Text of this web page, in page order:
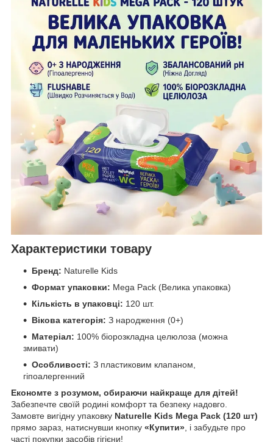
Характеристики товару
Бренд: Naturelle Kids
Формат упаковки: Mega Pack (Велика упаковка)
Кількість в упаковці: 120 шт.
Вікова категорія: З народження (0+)
Матеріал: 100% біорозкладна целюлоза (можна
змивати)
Особливості: З пластиковим клапаном,
гіпоалергенний
Економте з розумом, обираючи найкраще для дітей!
Забезпечте своїй родині комфорт та безпеку надовго.
Замовте вигідну упаковку Naturelle Kids Mega Pack (120 шт)
прямо зараз, натиснувши кнопку «Купити» , і забудьте про
часті покупки засобів гігієни!